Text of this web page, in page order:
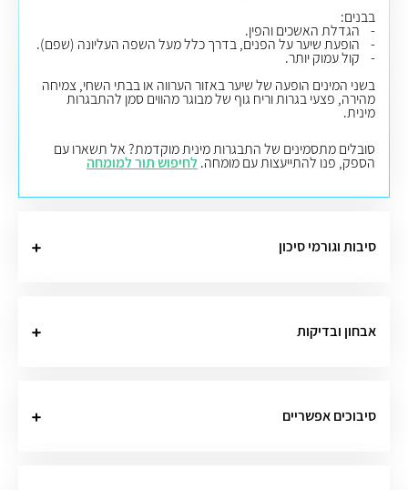
בבנים:
- הגדלת האשכים והפין.
- הופעת שיער על הפנים, בדרך כלל מעל השפה העליונה (שפם).
- קול עמוק יותר.
בשני המינים הופעה של שיער באזור הערווה או בבתי השחי, צמיחה
מהירה, פצעי בגרות וריח גוף של מבוגר מהווים סמן להתבגרות
מינית.
סובלים מתסמינים של התבגרות מינית מוקדמת? אל תשארו עם
הספק, פנו להתייעצות עם מומחה.לחיפוש תור למומחה
סיבות וגורמי סיכון
אבחון ובדיקות
סיבוכים אפשריים